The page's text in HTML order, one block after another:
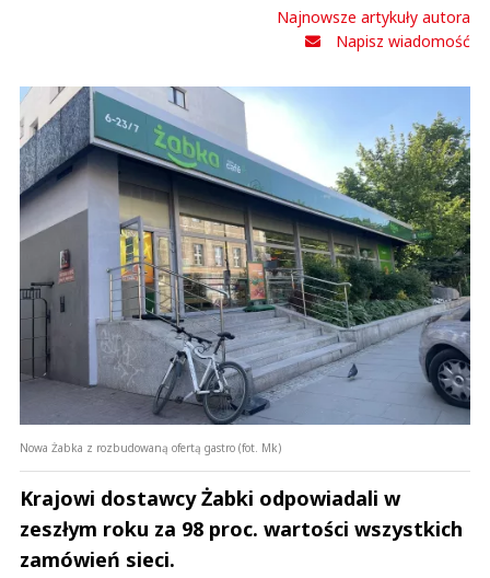
Najnowsze artykuły autora
Napisz wiadomość
Nowa Żabka z rozbudowaną ofertą gastro (fot. Mk)
Krajowi dostawcy Żabki odpowiadali w
zeszłym roku za 98 proc. wartości wszystkich
zamówień sieci.